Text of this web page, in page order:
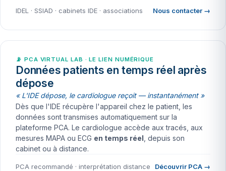
IDEL · SSIAD · cabinets IDE · associations Nous contacter →
📡 PCA VIRTUAL LAB · LE LIEN NUMÉRIQUE
Données patients en temps réel après
dépose
« L'IDE dépose, le cardiologue reçoit — instantanément »
Dès que l'IDE récupère l'appareil chez le patient, les
données sont transmises automatiquement sur la
plateforme PCA. Le cardiologue accède aux tracés, aux
mesures MAPA ou ECG en temps réel , depuis son
cabinet ou à distance.
PCA recommandé · interprétation distance Découvrir PCA →